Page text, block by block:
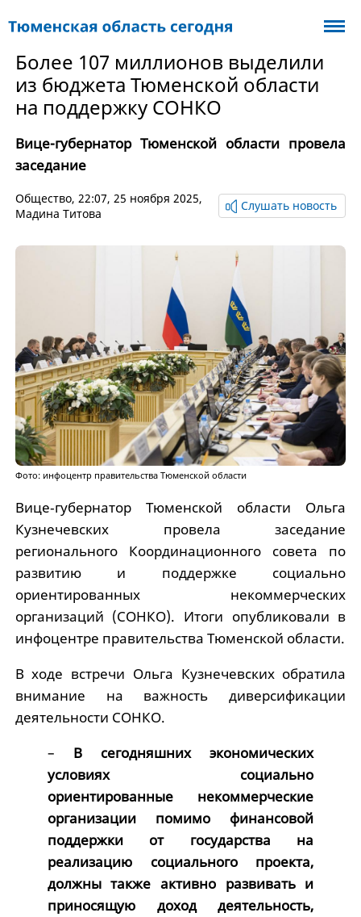
Более 107 миллионов выделили
из бюджета Тюменской области
на поддержку СОНКО
Вице-губернатор Тюменской области провела
заседание
Общество, 22:07, 25 ноября 2025,
Мадина Титова
Слушать новость
Фото: инфоцентр правительства Тюменской области
Вице‑губернатор Тюменской области Ольга
Кузнечевских провела заседание
регионального Координационного совета по
развитию и поддержке социально
ориентированных некоммерческих
организаций (СОНКО). Итоги опубликовали в
инфоцентре правительства Тюменской области.
В ходе встречи Ольга Кузнечевских обратила
внимание на важность диверсификации
деятельности СОНКО.
– В сегодняшних экономических
условиях социально
ориентированные некоммерческие
организации помимо финансовой
поддержки от государства на
реализацию социального проекта,
должны также активно развивать и
приносящую доход деятельность,